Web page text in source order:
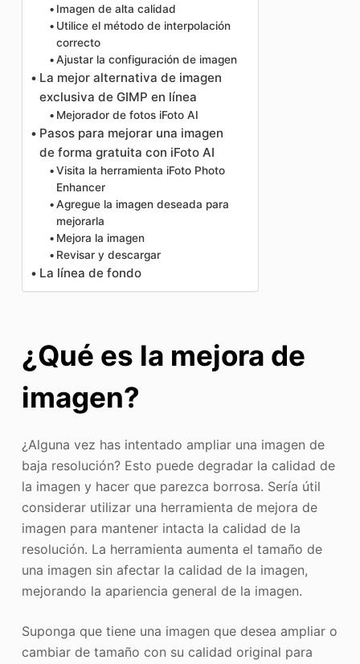
Imagen de alta calidad
Utilice el método de interpolación
correcto
Ajustar la configuración de imagen
La mejor alternativa de imagen
exclusiva de GIMP en línea
Mejorador de fotos iFoto AI
Pasos para mejorar una imagen
de forma gratuita con iFoto AI
Visita la herramienta iFoto Photo
Enhancer
Agregue la imagen deseada para
mejorarla
Mejora la imagen
Revisar y descargar
La línea de fondo
¿Qué es la mejora de
imagen?
¿Alguna vez has intentado ampliar una imagen de
baja resolución? Esto puede degradar la calidad de
la imagen y hacer que parezca borrosa. Sería útil
considerar utilizar una herramienta de mejora de
imagen para mantener intacta la calidad de la
resolución. La herramienta aumenta el tamaño de
una imagen sin afectar la calidad de la imagen,
mejorando la apariencia general de la imagen.
Suponga que tiene una imagen que desea ampliar o
cambiar de tamaño con su calidad original para